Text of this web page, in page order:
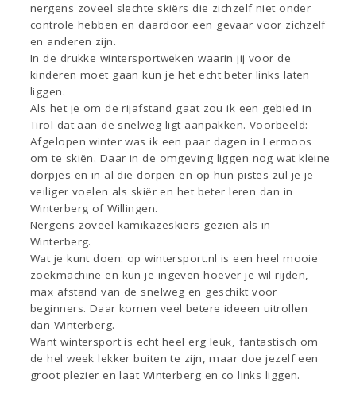
nergens zoveel slechte skiërs die zichzelf niet onder
controle hebben en daardoor een gevaar voor zichzelf
en anderen zijn.
In de drukke wintersportweken waarin jij voor de
kinderen moet gaan kun je het echt beter links laten
liggen.
Als het je om de rijafstand gaat zou ik een gebied in
Tirol dat aan de snelweg ligt aanpakken. Voorbeeld:
Afgelopen winter was ik een paar dagen in Lermoos
om te skiën. Daar in de omgeving liggen nog wat kleine
dorpjes en in al die dorpen en op hun pistes zul je je
veiliger voelen als skiër en het beter leren dan in
Winterberg of Willingen.
Nergens zoveel kamikazeskiers gezien als in
Winterberg.
Wat je kunt doen: op wintersport.nl is een heel mooie
zoekmachine en kun je ingeven hoever je wil rijden,
max afstand van de snelweg en geschikt voor
beginners. Daar komen veel betere ideeen uitrollen
dan Winterberg.
Want wintersport is echt heel erg leuk, fantastisch om
de hel week lekker buiten te zijn, maar doe jezelf een
groot plezier en laat Winterberg en co links liggen.